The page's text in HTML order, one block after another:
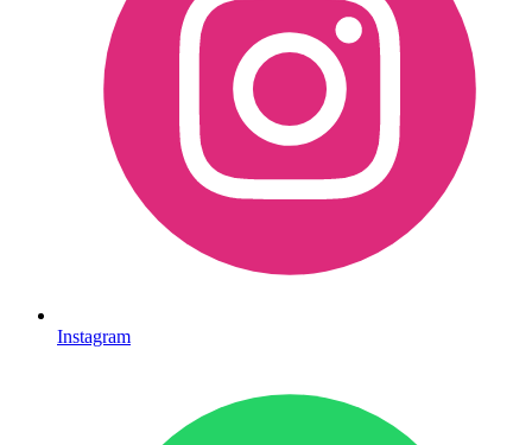
Instagram